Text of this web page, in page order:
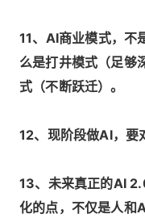
11、AI商业模式，
么是打井模式（足够
式（不断跃迁）。
12、现阶段做AI，要
13、未来真正的AI
化的点，不仅是人和